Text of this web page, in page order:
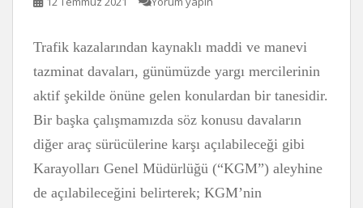
Trafik kazalarından kaynaklı maddi ve manevi
tazminat davaları, günümüzde yargı mercilerinin
aktif şekilde önüne gelen konulardan bir tanesidir.
Bir başka çalışmamızda söz konusu davaların
diğer araç sürücülerine karşı açılabileceği gibi
Karayolları Genel Müdürlüğü (“KGM”) aleyhine
de açılabileceğini belirterek; KGM’nin